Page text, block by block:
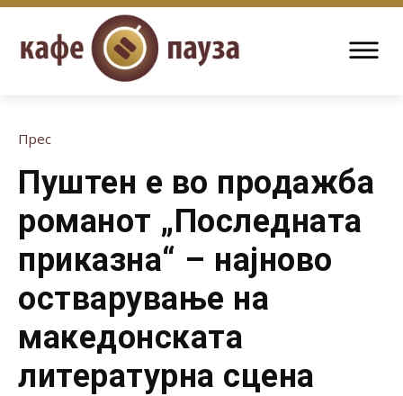
Прес
Пуштен е во продажба
романот „Последната
приказна“ – најново
остварување на
македонската
литературна сцена